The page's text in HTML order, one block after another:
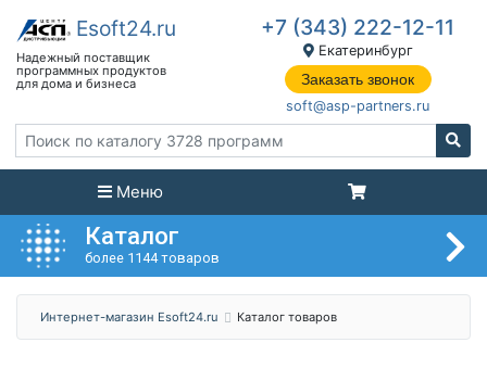
+7 (343) 222-12-11
Екатеринбург
Заказать звонок
soft@asp-partners.ru
Меню
Каталог
более 1144 товаров
Интернет-магазин Esoft24.ru Каталог товаров